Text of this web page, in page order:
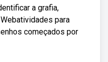
a grafia,
para
começados por